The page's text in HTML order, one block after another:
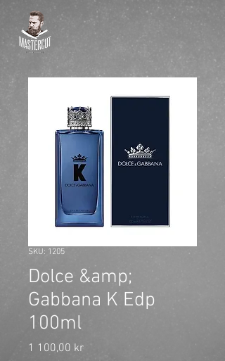
SKU: 1205
Dolce &amp;
Gabbana K Edp
100ml
1 100,00 krPris